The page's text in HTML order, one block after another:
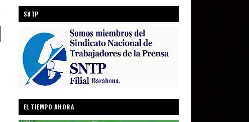
SNTP
EL TIEMPO AHORA